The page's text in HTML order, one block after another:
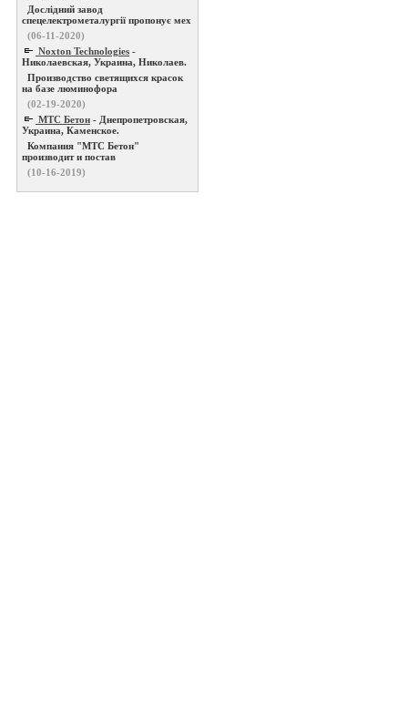
Дослідний завод
спецелектрометалургії пропонує мех
(06-11-2020)
Noxton Technologies -
Николаевская, Украина, Николаев.
Производство светящихся красок
на базе люминофора
(02-19-2020)
МТС Бетон - Днепропетровская,
Украина, Каменское.
Компания "МТС Бетон"
производит и постав
(10-16-2019)